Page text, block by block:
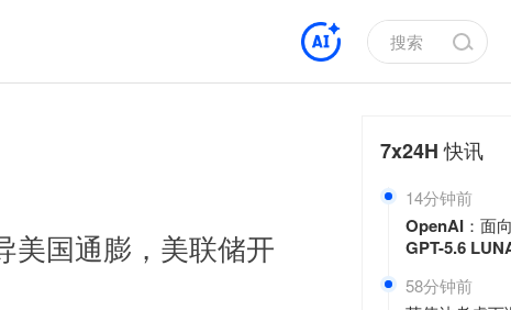
美国通膨，美联储开
7x24H快讯
14分钟前
OpenAI：面
GPT-5.6
58分钟前